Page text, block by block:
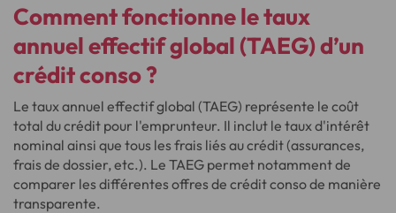
Comment fonctionne le taux
annuel effectif global (TAEG) d’un
crédit conso ?
Le taux annuel effectif global (TAEG) représente le coût
total du crédit pour l'emprunteur. Il inclut le taux d'intérêt
nominal ainsi que tous les frais liés au crédit (assurances,
frais de dossier, etc.). Le TAEG permet notamment de
comparer les différentes offres de crédit conso de manière
transparente.